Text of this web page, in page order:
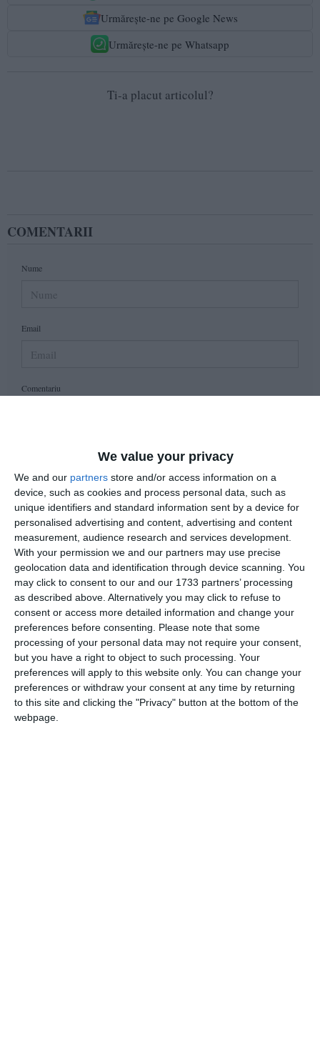
We value your privacy
We and our partners store and/or access information on a
device, such as cookies and process personal data, such as
unique identifiers and standard information sent by a device for
personalised advertising and content, advertising and content
measurement, audience research and services development.
With your permission we and our partners may use precise
geolocation data and identification through device scanning. You
may click to consent to our and our 1733 partners’ processing
as described above. Alternatively you may click to refuse to
consent or access more detailed information and change your
preferences before consenting.
Please note that some
processing of your personal data may not require your consent,
but you have a right to object to such processing. Your
preferences will apply to this website only. You can change your
preferences or withdraw your consent at any time by returning
to this site and clicking the "Privacy" button at the bottom of the
webpage.
Urmărește-ne pe Google News
Urmărește-ne pe Whatsapp
Ti-a placut articolul?
COMENTARII
Nume
Email
Comentariu
Am citit si sunt de acord curegulile de postare .
Acest formular colectează numele, e-mailul şi conținutul mesajului, astfel încât
să putem urmări comentariile tale pe site. Nu vom folosi datele tale în alt scop.
Pentru mai multe informaţii, consultă politica noastră de confidenţialitate, unde vei
primi mai multe privind informaţii despre cum și de ce stocăm datele tale.
Posteaza comentariul
ARTICOLE ASEMANATOARE